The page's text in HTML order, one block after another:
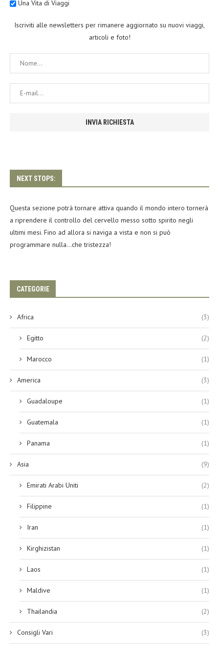
Una Vita di Viaggi
Iscriviti alle newsletters per rimanere aggiornato su nuovi viaggi,
articoli e foto!
NEXT STOPS:
Questa sezione potrà tornare attiva quando il mondo intero tornerà
a riprendere il controllo del cervello messo sotto spirito negli
ultimi mesi. Fino ad allora si naviga a vista e non si può
programmare nulla…che tristezza!
CATEGORIE
Africa (3)
Egitto (2)
Marocco (1)
America (3)
Guadaloupe (1)
Guatemala (1)
Panama (1)
Asia (9)
Emirati Arabi Uniti (2)
Filippine (1)
Iran (1)
Kirghizistan (1)
Laos (1)
Maldive (1)
Thailandia (2)
Consigli Vari (3)